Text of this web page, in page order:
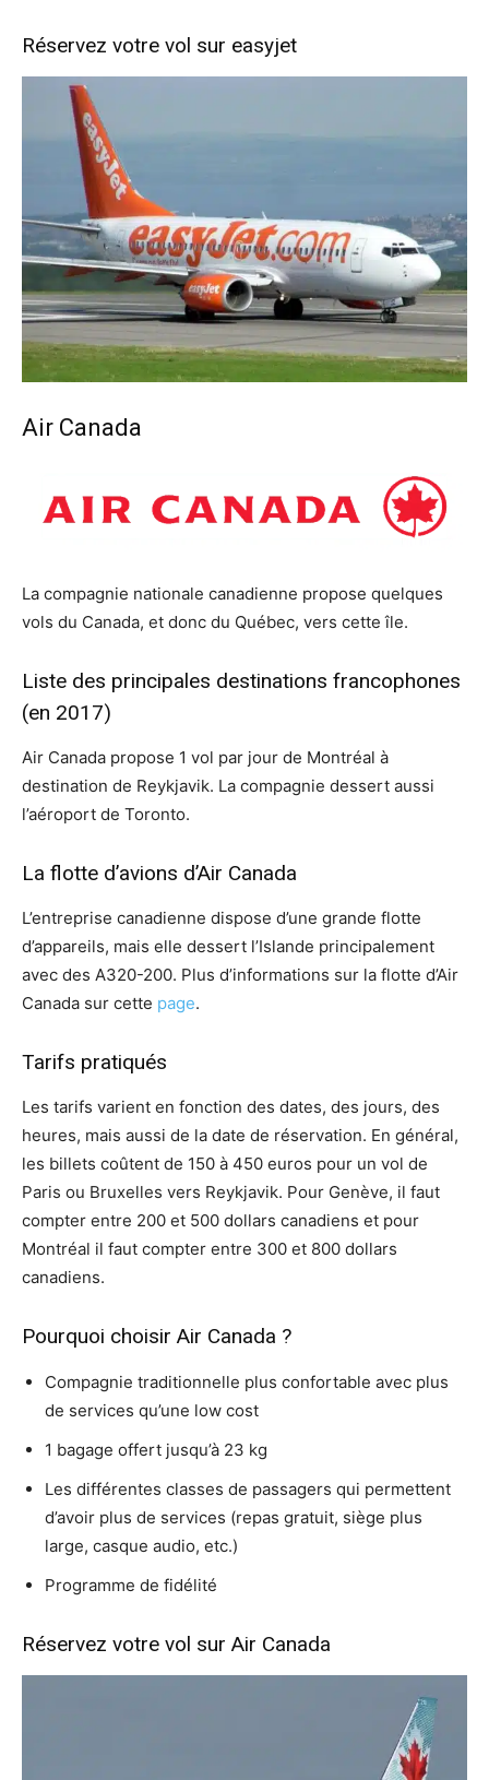
Réservez votre vol sur easyjet
Air Canada
La compagnie nationale canadienne propose quelques
vols du Canada, et donc du Québec, vers cette île.
Liste des principales destinations francophones
(en 2017)
Air Canada propose 1 vol par jour de Montréal à
destination de Reykjavik. La compagnie dessert aussi
l’aéroport de Toronto.
La flotte d’avions d’Air Canada
L’entreprise canadienne dispose d’une grande flotte
d’appareils, mais elle dessert l’Islande principalement
avec des A320-200. Plus d’informations sur la flotte d’Air
Canada sur cette page.
Tarifs pratiqués
Les tarifs varient en fonction des dates, des jours, des
heures, mais aussi de la date de réservation. En général,
les billets coûtent de 150 à 450 euros pour un vol de
Paris ou Bruxelles vers Reykjavik. Pour Genève, il faut
compter entre 200 et 500 dollars canadiens et pour
Montréal il faut compter entre 300 et 800 dollars
canadiens.
Pourquoi choisir Air Canada ?
Compagnie traditionnelle plus confortable avec plus
de services qu’une low cost
1 bagage offert jusqu’à 23 kg
Les différentes classes de passagers qui permettent
d’avoir plus de services (repas gratuit, siège plus
large, casque audio, etc.)
Programme de fidélité
Réservez votre vol sur Air Canada